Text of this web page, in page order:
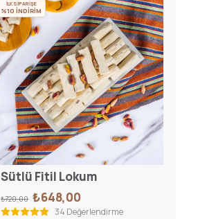
İLK SİPARİŞE
%10 İNDİRİM
Sütlü Fitil Lokum
₺720,00 ₺648,00
34 Değerlendirme